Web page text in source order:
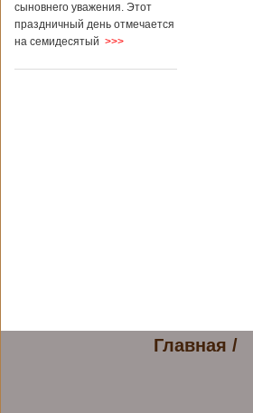
сыновнего уважения. Этот
праздничный день отмечается
на семидесятый >>>
Главная /